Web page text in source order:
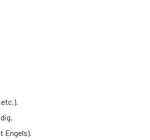
Engels).